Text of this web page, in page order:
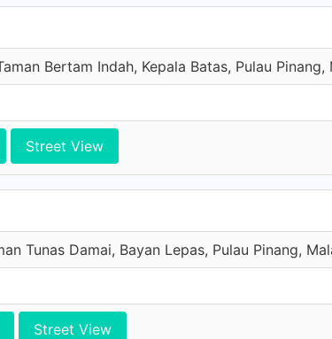
Bertam Indah, Kepala Batas, Pulau Pinang,
Street View
Tunas Damai, Bayan Lepas, Pulau Pinang,
Street View